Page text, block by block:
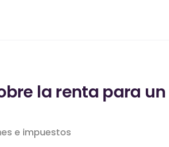
la renta para
e impuestos